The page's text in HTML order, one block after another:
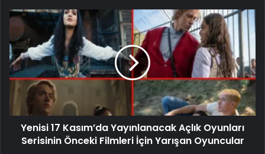
Yenisi 17 Kasım’da Yayınlanacak Açlık Oyunları
Serisinin Önceki Filmleri İçin Yarışan Oyuncular